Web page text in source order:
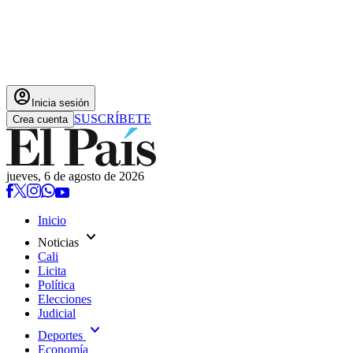
account_circle Inicia sesión
Crea cuenta SUSCRÍBETE
jueves, 6 de agosto de 2026
Inicio
Noticias expand_more
Cali
Licita
Política
Elecciones
Judicial
Deportes expand_more
Economía